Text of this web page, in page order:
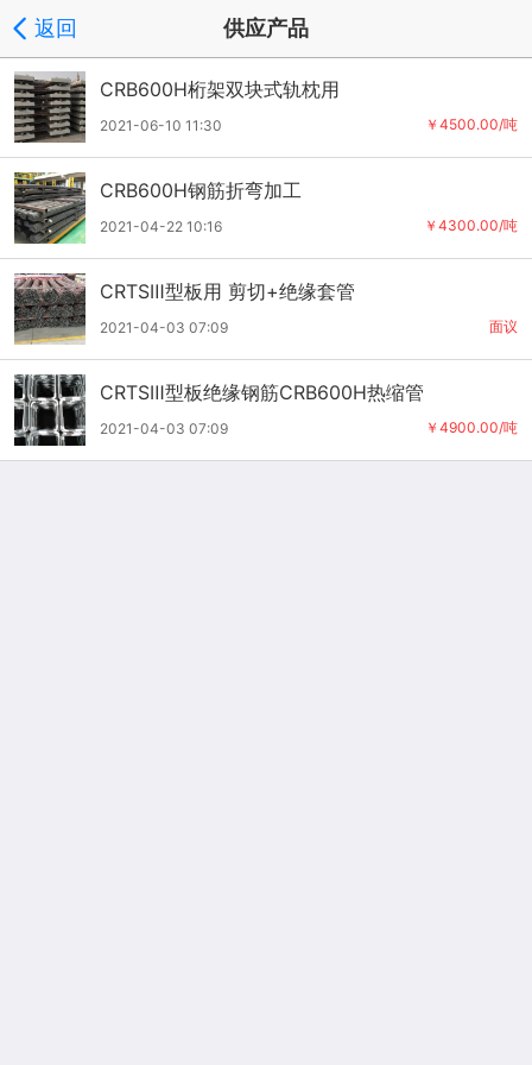
返回 供应产品
CRB600H桁架双块式轨枕用
￥4500.00/吨
2021-06-10 11:30
CRB600H钢筋折弯加工
￥4300.00/吨
2021-04-22 10:16
CRTSⅢ型板用 剪切+绝缘套管
面议
2021-04-03 07:09
CRTSⅢ型板绝缘钢筋CRB600H热缩管
￥4900.00/吨
2021-04-03 07:09